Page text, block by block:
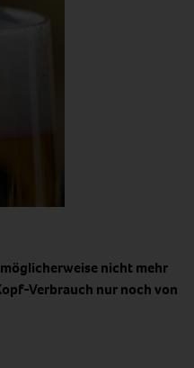
nicht mehr
Verbrauch nur noch von